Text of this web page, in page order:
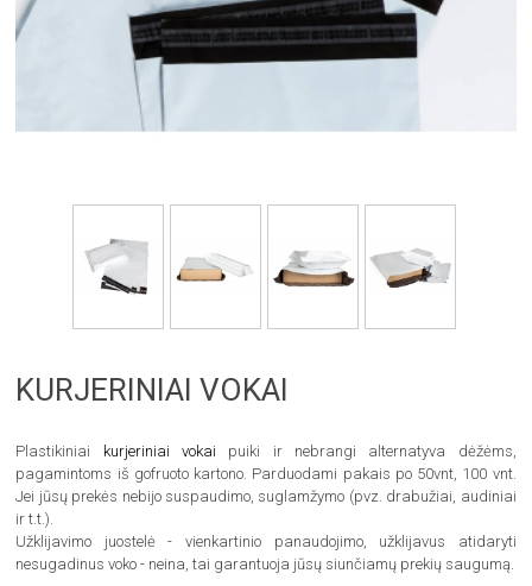
KURJERINIAI VOKAI
Plastikiniai kurjeriniai vokai puiki ir nebrangi alternatyva dėžėms,
pagamintoms iš gofruoto kartono. Parduodami pakais po 50vnt, 100 vnt.
Jei jūsų prekės nebijo suspaudimo, suglamžymo (pvz. drabužiai, audiniai
ir t.t.).
Užklijavimo juostelė - vienkartinio panaudojimo, užklijavus atidaryti
nesugadinus voko - neina, tai garantuoja jūsų siunčiamų prekių saugumą.